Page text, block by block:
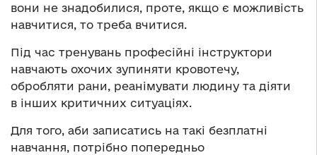
вони не знадобилися, проте, якщо є можливість
навчитися, то треба вчитися.
Під час тренувань професійні інструктори
навчають охочих зупиняти кровотечу,
обробляти рани, реанімувати людину та діяти
в інших критичних ситуаціях.
Для того, аби записатись на такі безплатні
навчання, потрібно попередньо